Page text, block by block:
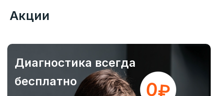
Акции
Диагностика всегда
бесплатно